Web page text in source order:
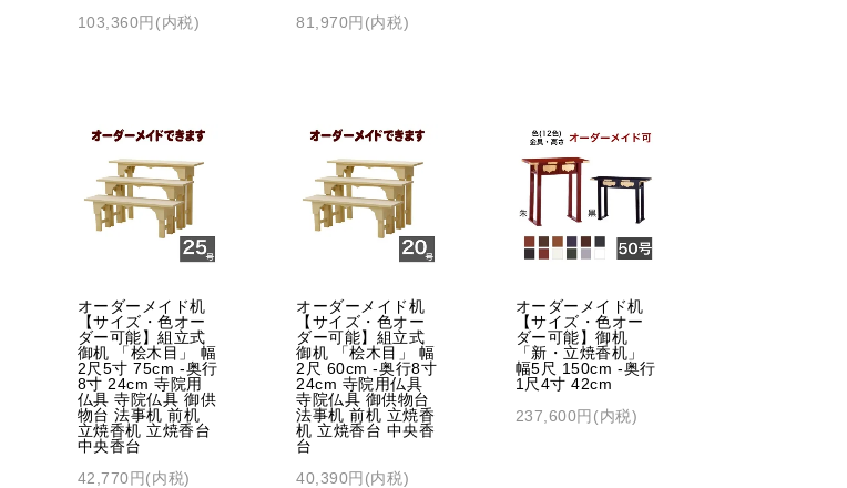
103,360円(内税)
81,970円(内税)
オーダーメイド机
【サイズ・色オー
ダー可能】組立式
御机 「桧木目」 幅
2尺5寸 75cm -奥行
8寸 24cm 寺院用
仏具 寺院仏具 御供
物台 法事机 前机
立焼香机 立焼香台
中央香台
42,770円(内税)
オーダーメイド机
【サイズ・色オー
ダー可能】組立式
御机 「桧木目」 幅
2尺 60cm -奥行8寸
24cm 寺院用仏具
寺院仏具 御供物台
法事机 前机 立焼香
机 立焼香台 中央香
台
40,390円(内税)
オーダーメイド机
【サイズ・色オー
ダー可能】御机
「新・立焼香机」
幅5尺 150cm -奥行
1尺4寸 42cm
237,600円(内税)